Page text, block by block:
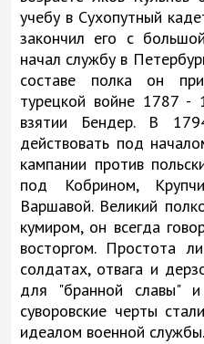
учебу в Сухопутный
закончил его с
начал службу в
составе полка он
турецкой войне 1787 -
взятии Бендер. В
действовать под
кампании против
под Кобрином,
Варшавой. Великий
кумиром, он всегда
восторгом. Простота
солдатах, отвага и
для "бранной славы"
суворовские черты
идеалом военной службы.